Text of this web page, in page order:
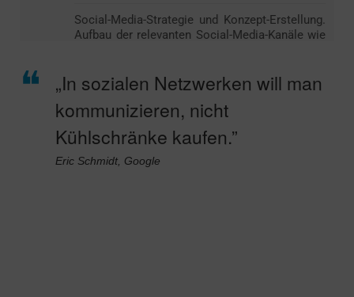
Social-Media-Strategie und Konzept-Erstellung.
Aufbau der relevanten Social-Media-Kanäle wie
„In sozialen Netzwerken will man
kommunizieren, nicht
Kühlschränke kaufen.”